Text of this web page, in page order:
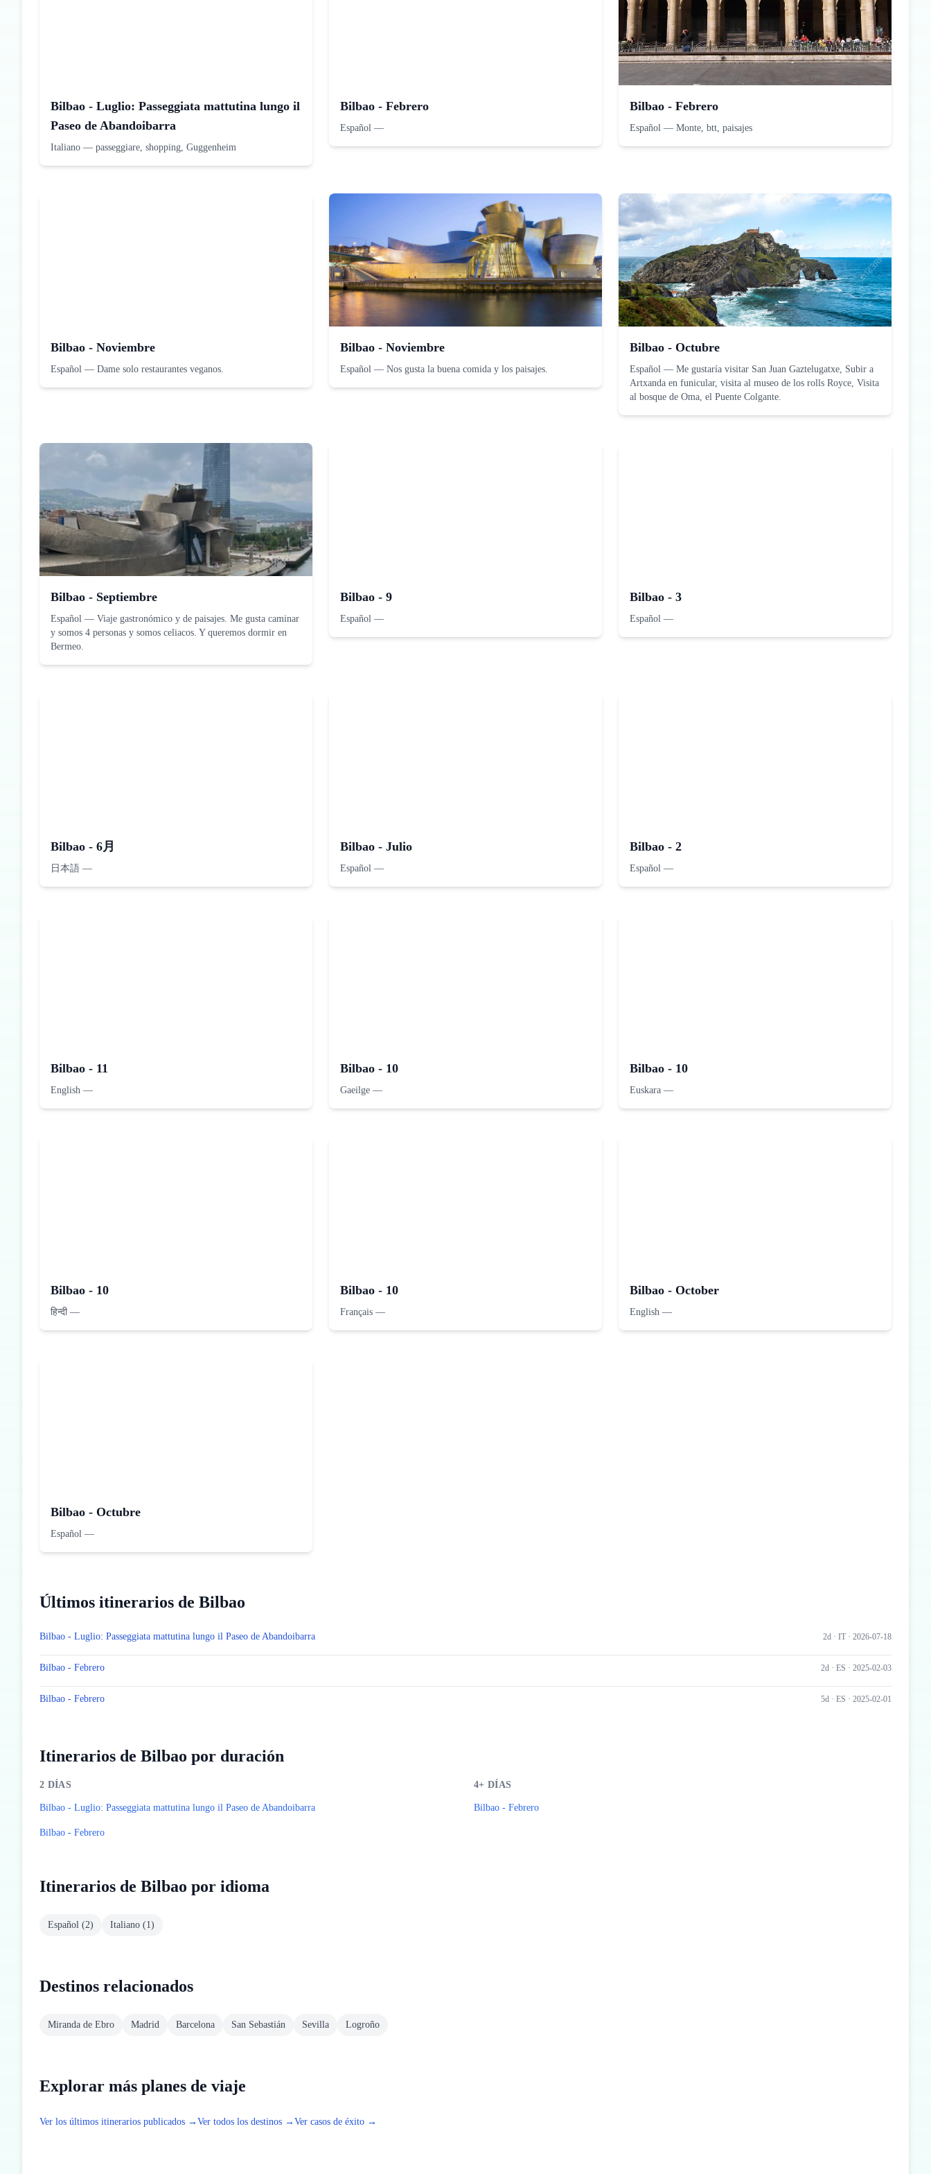
Bilbao - Luglio: Passeggiata mattutina lungo il
Paseo de Abandoibarra
Italiano — passeggiare, shopping, Guggenheim
Bilbao - Febrero
Español —
Bilbao - Febrero
Español — Monte, btt, paisajes
Bilbao - Noviembre
Español — Dame solo restaurantes veganos.
Bilbao - Noviembre
Español — Nos gusta la buena comida y los paisajes.
Bilbao - Octubre
Español — Me gustaría visitar San Juan Gaztelugatxe, Subir a
Artxanda en funicular, visita al museo de los rolls Royce, Visita
al bosque de Oma, el Puente Colgante.
Bilbao - Septiembre
Español — Viaje gastronómico y de paisajes. Me gusta caminar
y somos 4 personas y somos celiacos. Y queremos dormir en
Bermeo.
Bilbao - 9
Español —
Bilbao - 3
Español —
Bilbao - 6月
日本語 —
Bilbao - Julio
Español —
Bilbao - 2
Español —
Bilbao - 11
English —
Bilbao - 10
Gaeilge —
Bilbao - 10
Euskara —
Bilbao - 10
हिन्दी—
Bilbao - 10
Français —
Bilbao - October
English —
Bilbao - Octubre
Español —
Últimos itinerarios de Bilbao
Bilbao - Luglio: Passeggiata mattutina lungo il Paseo de Abandoibarra 2d · IT · 2026-07-18
Bilbao - Febrero 2d · ES · 2025-02-03
Bilbao - Febrero 5d · ES · 2025-02-01
Itinerarios de Bilbao por duración
2 DÍAS
Bilbao - Luglio: Passeggiata mattutina lungo il Paseo de Abandoibarra
Bilbao - Febrero
4+ DÍAS
Bilbao - Febrero
Itinerarios de Bilbao por idioma
Español (2) Italiano (1)
Destinos relacionados
Miranda de Ebro Madrid Barcelona San Sebastián Sevilla Logroño
Explorar más planes de viaje
Ver los últimos itinerarios publicados → Ver todos los destinos → Ver casos de éxito →